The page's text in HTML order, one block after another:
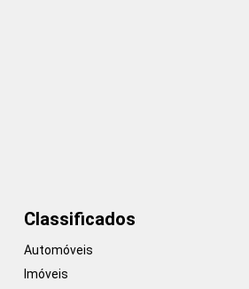
Classificados
Automóveis
Imóveis